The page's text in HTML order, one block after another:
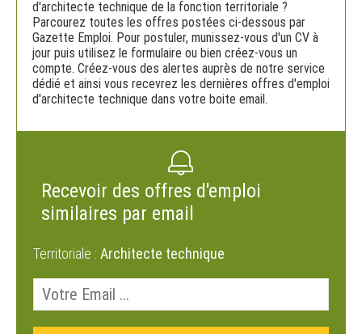
d'architecte technique de la fonction territoriale ?
Parcourez toutes les offres postées ci-dessous par
Gazette Emploi. Pour postuler, munissez-vous d'un CV à
jour puis utilisez le formulaire ou bien créez-vous un
compte. Créez-vous des alertes auprès de notre service
dédié et ainsi vous recevrez les dernières offres d'emploi
d'architecte technique dans votre boite email.
Recevoir des offres d'emploi
similaires par email
Territoriale : Architecte technique